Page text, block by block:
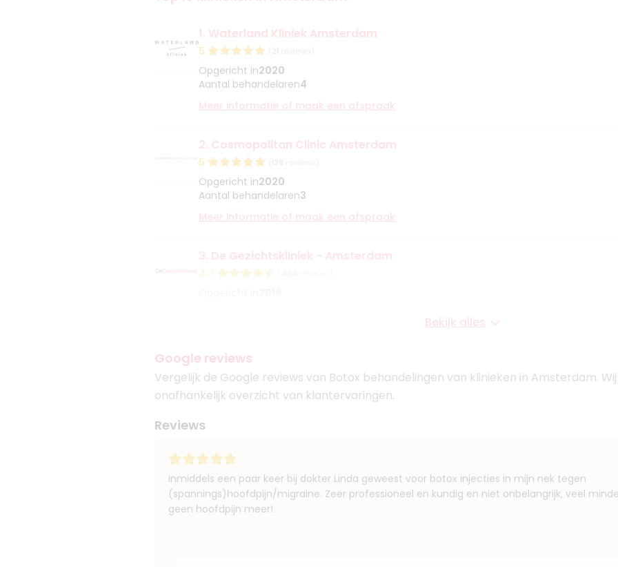
1. Waterland Kliniek Amsterdam
5
Opgericht in2020
Aantal behandelaren4
Meer informatie of maak een afspraak
2. Cosmopolitan Clinic Amsterdam
5
Opgericht in2020
Aantal behandelaren3
Meer informatie of maak een afspraak
3. De Gezichtskliniek - Amsterdam
4.7
4. ONE Aesthetics
5 ( 107 reviews)
Opgericht in
5. Faceland Amsterdam Overtoom
4.1 (185reviews)
Opgericht in2010
Bekijk alles
Google reviews
Vergelijk de Google reviews van Botox behandelingen van klinieken in Amsterdam.
onafhankelijk overzicht van klantervaringen.
Reviews
Inmiddels een paar keer bij dokter Linda geweest voor botox injecties in mijn nek tegen
(spannings)hoofdpijn/migraine. Zeer professioneel en kundig en niet onbelangrijk, veel
geen hoofdpijn meer!